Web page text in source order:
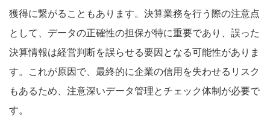
獲得に繋がることもあります。決算業務を行う際の注意点
として、データの正確性の担保が特に重要であり、誤った
決算情報は経営判断を誤らせる要因となる可能性がありま
す。これが原因で、最終的に企業の信用を失わせるリスク
もあるため、注意深いデータ管理とチェック体制が必要で
す。